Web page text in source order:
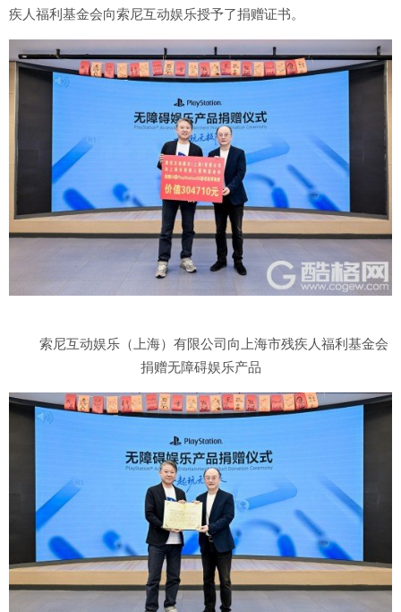
疾人福利基金会向索尼互动娱乐授予了捐赠证书。
索尼互动娱乐（上海）有限公司向上海市残疾人福利基金会
捐赠无障碍娱乐产品